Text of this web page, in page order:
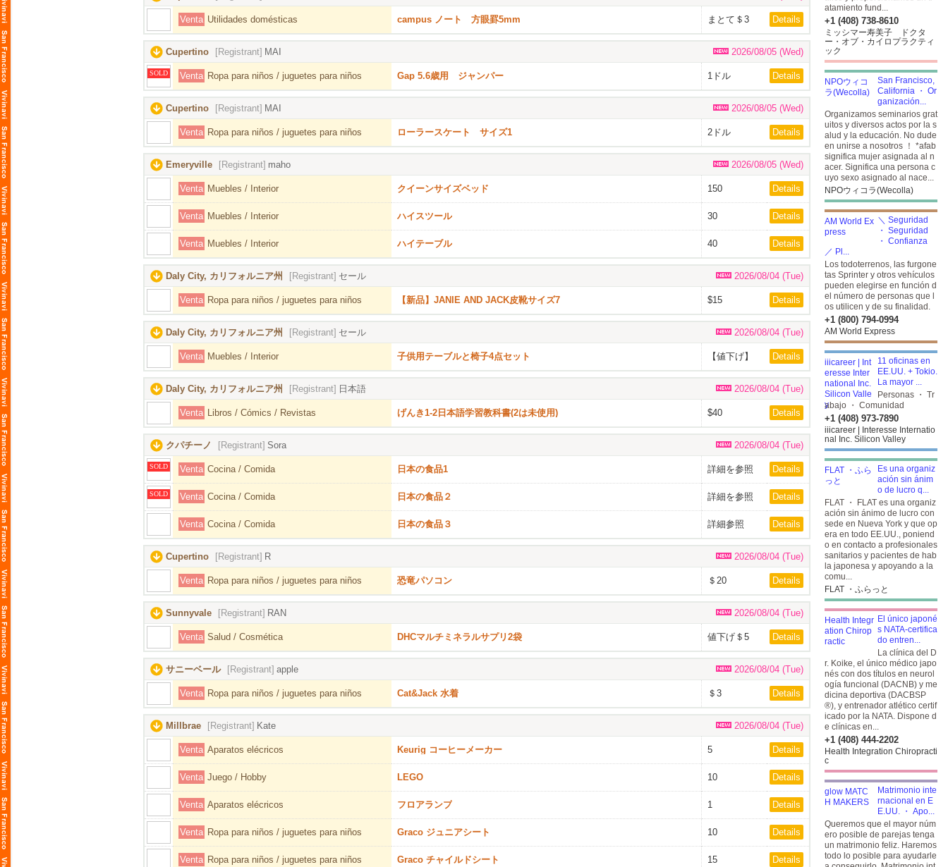
Venta Utilidades domésticas campus ノート 方眼罫5mm まとて＄3 Details
Cupertino [Registrant] MAI 2026/08/05 (Wed)
SOLD Venta Ropa para niños / juguetes para niños Gap 5.6歳用 ジャンパー 1ドル Details
Cupertino [Registrant] MAI 2026/08/05 (Wed)
Venta Ropa para niños / juguetes para niños ローラースケート サイズ1 2ドル Details
Emeryville [Registrant] maho 2026/08/05 (Wed)
Venta Muebles / Interior クイーンサイズベッド 150 Details
Venta Muebles / Interior ハイスツール 30 Details
Venta Muebles / Interior ハイテーブル 40 Details
Daly City, カリフォルニア州 [Registrant] セール 2026/08/04 (Tue)
Venta Ropa para niños / juguetes para niños 【新品】JANIE AND JACK皮靴サイズ7 $15 Details
Daly City, カリフォルニア州 [Registrant] セール 2026/08/04 (Tue)
Venta Muebles / Interior 子供用テーブルと椅子4点セット
【値下げ】
Details
Daly City, カリフォルニア州 [Registrant] 日本語 2026/08/04 (Tue)
Venta Libros / Cómics / Revistas げんき1-2日本語学習教科書(2は未使用) $40 Details
クパチーノ [Registrant] Sora 2026/08/04 (Tue)
SOLD Venta Cocina / Comida 日本の食品1 詳細を参照 Details
SOLD Venta Cocina / Comida 日本の食品２ 詳細を参照 Details
Venta Cocina / Comida 日本の食品３ 詳細参照 Details
Cupertino [Registrant] R 2026/08/04 (Tue)
Venta Ropa para niños / juguetes para niños 恐竜パソコン ＄20 Details
Sunnyvale [Registrant] RAN 2026/08/04 (Tue)
Venta Salud / Cosmética DHCマルチミネラルサプリ2袋 値下げ＄5 Details
サニーベール [Registrant] apple 2026/08/04 (Tue)
Venta Ropa para niños / juguetes para niños Cat&Jack 水着 ＄3 Details
Millbrae [Registrant] Kate 2026/08/04 (Tue)
Venta Aparatos elécricos Keurig コーヒーメーカー 5 Details
Venta Juego / Hobby LEGO 10 Details
Venta Aparatos elécricos フロアランプ 1 Details
Venta Ropa para niños / juguetes para niños Graco ジュニアシート 10 Details
Venta Ropa para niños / juguetes para niños Graco チャイルドシート 15 Details
atamiento fund...
+1 (408) 738-8610
ミッシマー寿美子 ドクタ
ー・オブ・カイロプラクティ
ック
San Francisco,
California ・ Or
ganización...
Organizamos seminarios grat
uitos y diversos actos por la s
alud y la educación. No dude
en unirse a nosotros ！ *afab
significa mujer asignada al n
acer. Significa una persona c
uyo sexo asignado al nace...
NPOウィコラ(Wecolla)
＼ Seguridad
・ Seguridad
・ Confianza
／ Pl...
Los todoterrenos, las furgone
tas Sprinter y otros vehículos
pueden elegirse en función d
el número de personas que l
os utilicen y de su finalidad.
+1 (800) 794-0994
AM World Express
11 oficinas en
EE.UU. + Tokio.
La mayor ...
Personas ・ Tr
abajo ・ Comunidad
+1 (408) 973-7890
iiicareer | Interesse Internatio
nal Inc. Silicon Valley
Es una organiz
ación sin ánim
o de lucro q...
FLAT ・ FLAT es una organiz
ación sin ánimo de lucro con
sede en Nueva York y que op
era en todo EE.UU., poniend
o en contacto a profesionales
sanitarios y pacientes de hab
la japonesa y apoyando a la
comu...
FLAT ・ふらっと
El único japoné
s NATA-certifica
do entren...
La clínica del D
r. Koike, el único médico japo
nés con dos títulos en neurol
ogía funcional (DACNB) y me
dicina deportiva (DACBSP
®), y entrenador atlético certif
icado por la NATA. Dispone d
e clínicas en...
+1 (408) 444-2202
Health Integration Chiropracti
c
Matrimonio inte
rnacional en E
E.UU. ・ Apo...
Queremos que el mayor núm
ero posible de parejas tenga
un matrimonio feliz. Haremos
todo lo posible para ayudarle